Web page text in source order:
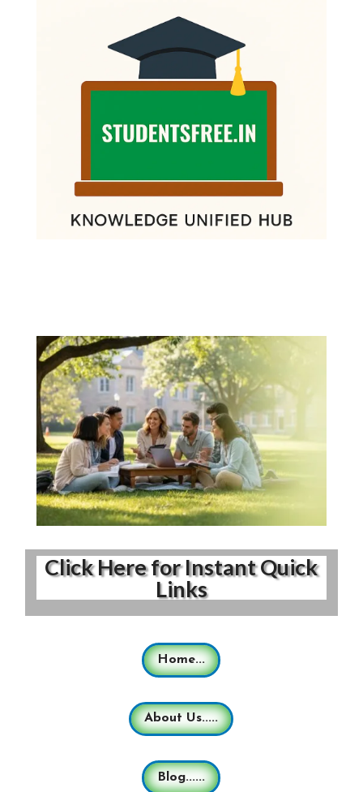
Click Here for Instant Quick
Links
Home...
About Us.....
Blog......